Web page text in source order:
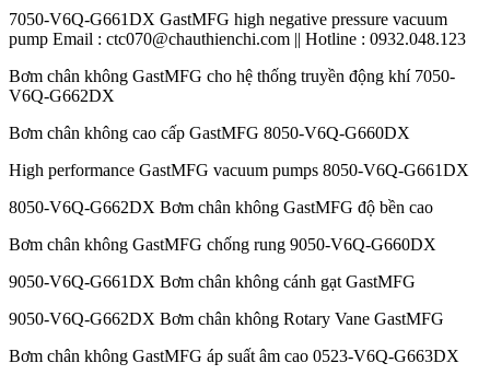
7050-V6Q-G661DX GastMFG high negative pressure vacuum
pump Email : ctc070@chauthienchi.com || Hotline : 0932.048.123
Bơm chân không GastMFG cho hệ thống truyền động khí 7050-
V6Q-G662DX
Bơm chân không cao cấp GastMFG 8050-V6Q-G660DX
High performance GastMFG vacuum pumps 8050-V6Q-G661DX
8050-V6Q-G662DX Bơm chân không GastMFG độ bền cao
Bơm chân không GastMFG chống rung 9050-V6Q-G660DX
9050-V6Q-G661DX Bơm chân không cánh gạt GastMFG
9050-V6Q-G662DX Bơm chân không Rotary Vane GastMFG
Bơm chân không GastMFG áp suất âm cao 0523-V6Q-G663DX